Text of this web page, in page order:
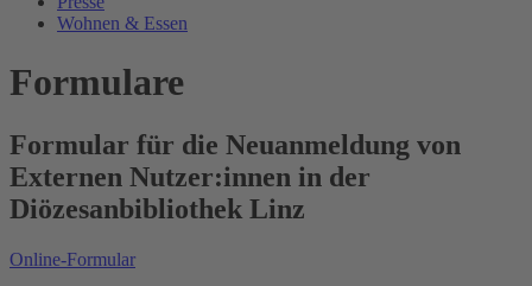
Wohnen & Essen
Formulare
Formular für die Neuanmeldung von
Externen Nutzer:innen in der
Diözesanbibliothek Linz
Online-Formular